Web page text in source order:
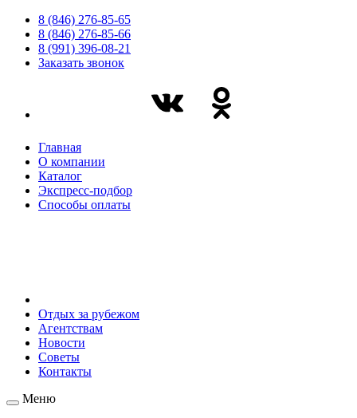
8 (846) 276-85-65
8 (846) 276-85-66
8 (991) 396-08-21
Заказать звонок
Главная
О компании
Каталог
Экспресс-подбор
Способы оплаты
Отдых за рубежом
Агентствам
Новости
Советы
Контакты
Меню